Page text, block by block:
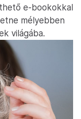
e-bookokkal
mélyebben
világába.